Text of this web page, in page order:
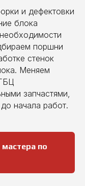
и дефектовки
блока
поршни
стенок
Меняем
запчастями,
начала работ.
мастера по